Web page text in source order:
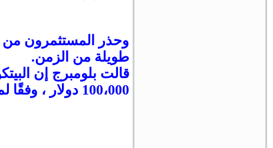
طويلة من الزمن.
قالت بلومبرج إن
100،000 دولار ، وفقًا لمؤشرات طلب الشركة. مع العرض المحدود لـ ـ BTC